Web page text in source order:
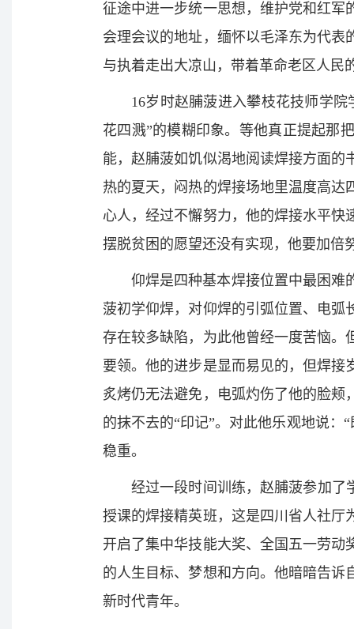
征途中进一步统一思想，维护党和红军
会理会议的地址，缅怀以毛泽东为代
与执着走出大凉山，带着革命老区人民
16岁时赵脯菠进入攀枝花技师学
花四溅”的模糊印象。等他真正提起那
能，赵脯菠如饥似渴地阅读焊接方面
热的夏天，闷热的焊接场地里温度高
心人，经过不懈努力，他的焊接水平
摆脱贫困的愿望还没有实现，他要加倍
仰焊是四种基本焊接位置中最困难
菠初学仰焊，对仰焊的引弧位置、电
存在较多缺陷，为此他曾经一度苦恼。
要领。他的进步是显而易见的，但焊
炙烤仍无法避免，电弧灼伤了他的脸
的抹不去的“印记”。对此他乐观地说
稳重。
经过一段时间训练，赵脯菠参加了
授课的焊接精英班，这是四川省人社厅
开启了集中华技能大奖、全国五一劳
的人生目标、梦想和方向。他暗暗告
新时代青年。